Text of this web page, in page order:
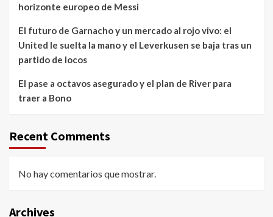
horizonte europeo de Messi
El futuro de Garnacho y un mercado al rojo vivo: el
United le suelta la mano y el Leverkusen se baja tras un
partido de locos
El pase a octavos asegurado y el plan de River para
traer a Bono
Recent Comments
No hay comentarios que mostrar.
Archives